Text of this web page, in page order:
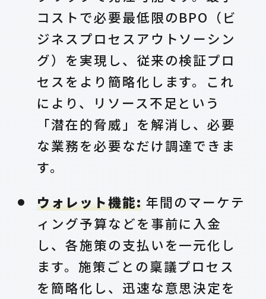
コストで必要最低限のBPO（ビ
ジネスプロセスアウトソーシン
グ）を実現し、従来の検証プロ
セスをより簡略化します。これ
により、リソース不足という
「潜在的脅威」を解消し、必要
な業務を必要なだけ調達できま
す。
ウォレット機能:年間のマーケテ
ィング予算などを事前に入金
し、各施策の支払いを一元化し
ます。施策ごとの稟議プロセス
を簡略化し、迅速な意思決定を